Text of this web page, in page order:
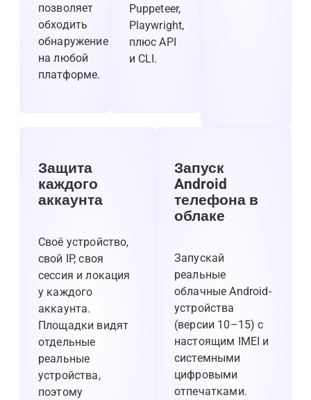
позволяет
обходить
обнаружение
на любой
платформе.
Puppeteer,
Playwright,
плюс API
и CLI.
Защита
каждого
аккаунта
Своё устройство,
свой IP, своя
сессия и локация
у каждого
аккаунта.
Площадки видят
отдельные
реальные
устройства,
поэтому
Запуск
Android
телефона в
облаке
Запускай
реальные
облачные Android-
устройства
(версии 10–15) с
настоящим IMEI и
системными
цифровыми
отпечатками.